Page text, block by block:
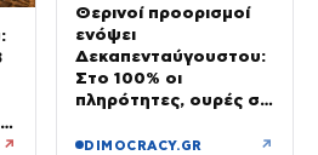
↗
Θερινοί προορισμοί
ενόψει
Δεκαπενταύγουστου:
Στο 100% οι
πληρότητες, ουρές σε
ΚΤΕΛ
DIMOCRACY.GR ↗